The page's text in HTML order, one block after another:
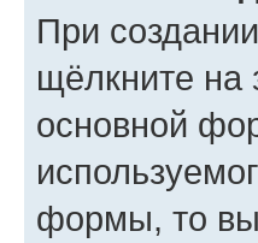
При
щёлкните на
основной
формы, то вы